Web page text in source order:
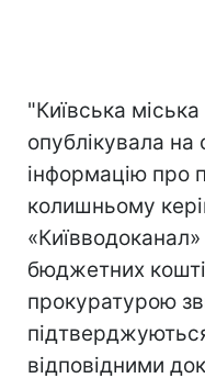
"Київська
опублікувала на
інформацію про
колишньому
бюджетних
прокуратурою
відповідними